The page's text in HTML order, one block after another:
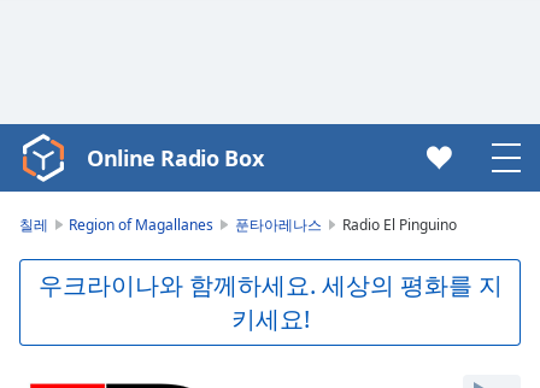
Video
Player
Play
Video
Skip
Online Radio Box
칠레 Region of Magallanes 푼타아레나스 Radio El Pinguino
우크라이나와 함께하세요. 세상의 평화를 지
키세요!